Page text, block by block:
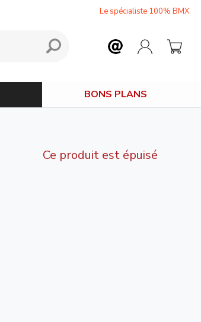
Le spécialiste 100% BMX
BONS PLANS
Ce produit est épuisé